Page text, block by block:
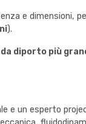
e dimensioni,
).
diporto più
e un esperto